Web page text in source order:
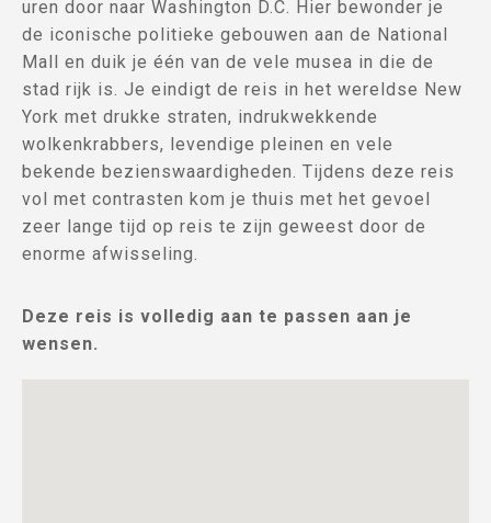
uren door naar Washington D.C. Hier bewonder je
de iconische politieke gebouwen aan de National
Mall en duik je één van de vele musea in die de
stad rijk is. Je eindigt de reis in het wereldse New
York met drukke straten, indrukwekkende
wolkenkrabbers, levendige pleinen en vele
bekende bezienswaardigheden. Tijdens deze reis
vol met contrasten kom je thuis met het gevoel
zeer lange tijd op reis te zijn geweest door de
enorme afwisseling.
Deze reis is volledig aan te passen aan je
wensen.